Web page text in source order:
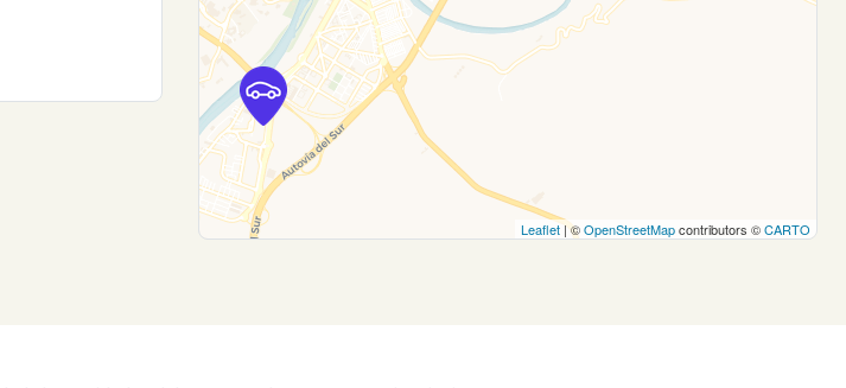
Leaflet| ©OpenStreetMapcontributors ©CARTO